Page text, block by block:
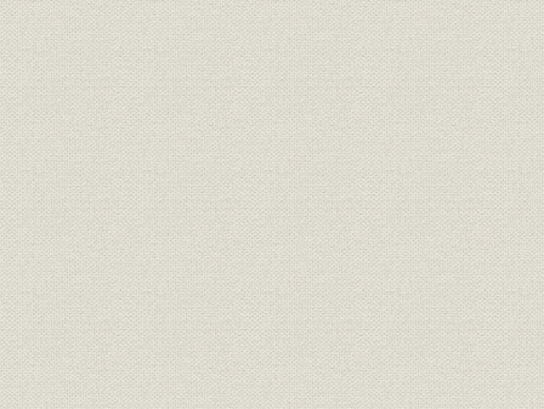
技術
21世紀への架け橋 1990●平成2
年→平成9年●1997
平成2年
年)